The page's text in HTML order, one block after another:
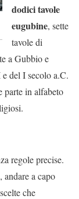
dodici tavole
eugubine, sette
tavole di
a Gubbio e
del I secolo a.C.
parte in alfabeto
regole precise.
a capo
che